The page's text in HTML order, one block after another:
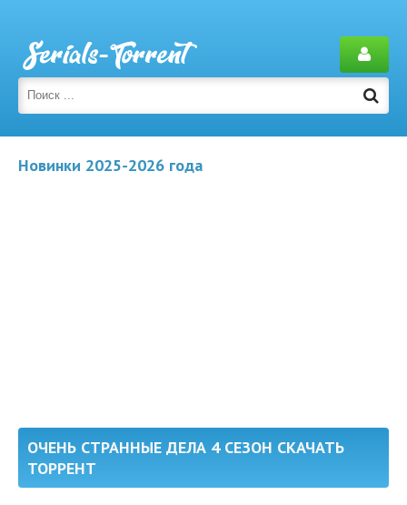
Новинки 2025-2026 года
ОЧЕНЬ СТРАННЫЕ ДЕЛА 4 СЕЗОН СКАЧАТЬ
ТОРРЕНТ